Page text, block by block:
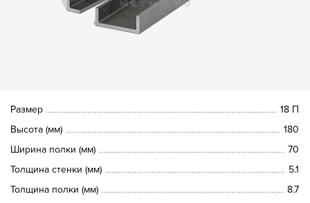
Размер
18 П
Высота (мм)
180
Ширина полки (мм)
70
Толщина стенки (мм)
5.1
Толщина полки (мм)
8.7